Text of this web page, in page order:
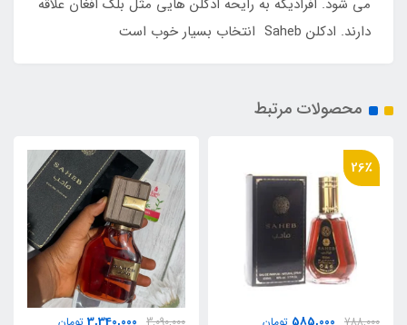
دارند. ادکلن Saheb انتخاب بسیار خوب است
محصولات مرتبط
تومان
3,090,000
تومان
26٪
788,000